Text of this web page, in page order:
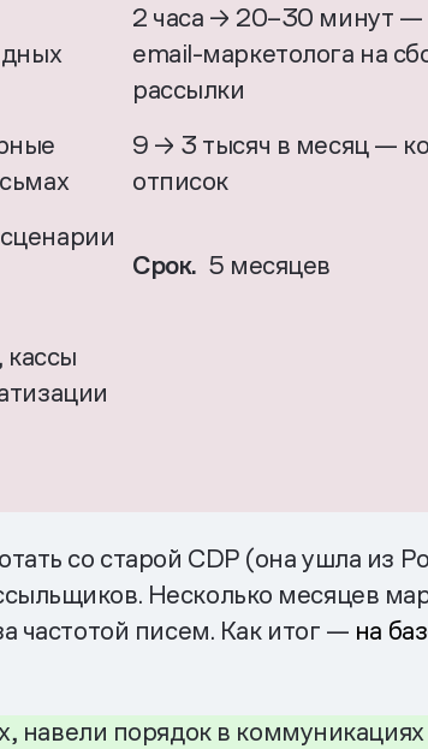
кассы
2 часа → 20–30 минут —
email-маркетолога на
рассылки
9 → 3 тысяч в месяц —
отписок
Срок. 5 месяцев
со старой CDP (она ушла из
Несколько месяцев
частотой писем. Как итог — на
навели порядок в коммуникациях